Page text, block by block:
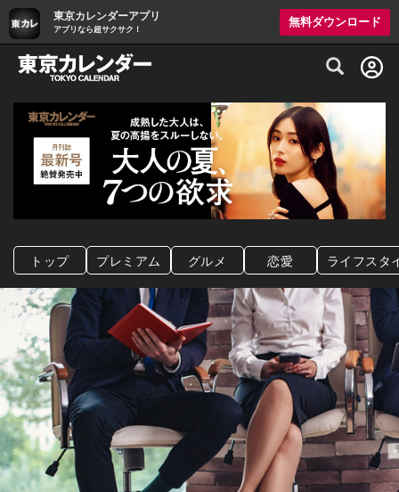
東京カレンダーアプリ
アプリなら超サクサク！
無料ダウンロード
グルメ情報・プレミアムレストラン予約
トップ プレミアム グルメ 恋愛 ライフスタ